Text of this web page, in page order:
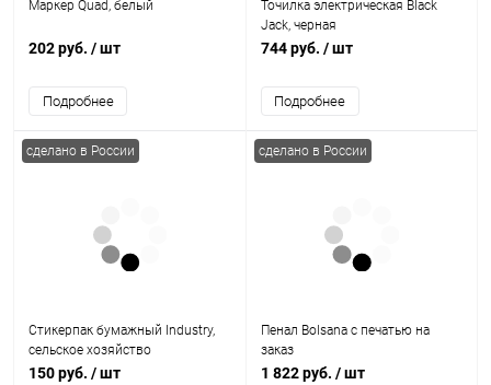
Маркер Quad, белый
202 руб. / шт
Подробнее
Точилка электрическая Black
Jack, черная
744 руб. / шт
Подробнее
сделано в России
Стикерпак бумажный Industry,
сельское хозяйство
150 руб. / шт
сделано в России
Пенал Bolsana с печатью на
заказ
1 822 руб. / шт